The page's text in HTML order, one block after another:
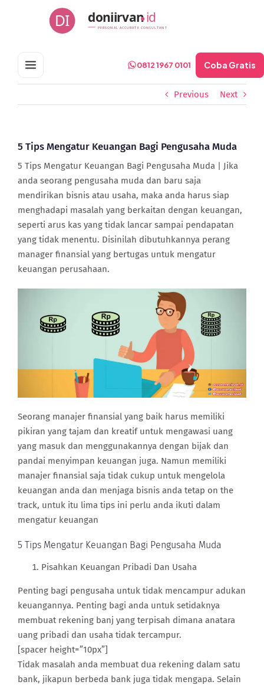
DI doniirvanid
PERSONAL ACCURATE CONSULTANT
0812 1967 0101 Coba Gratis
Previous Next
5 Tips Mengatur Keuangan Bagi Pengusaha Muda
5 Tips Mengatur Keuangan Bagi Pengusaha Muda | Jika
anda seorang pengusaha muda dan baru saja
mendirikan bisnis atau usaha, maka anda harus siap
menghadapi masalah yang berkaitan dengan keuangan,
seperti arus kas yang tidak lancar sampai pendapatan
yang tidak menentu. Disinilah dibutuhkannya perang
manager finansial yang bertugas untuk mengatur
keuangan perusahaan.
Seorang manajer finansial yang baik harus memiliki
pikiran yang tajam dan kreatif untuk mengawasi uang
yang masuk dan menggunakannya dengan bijak dan
pandai menyimpan keuangan juga. Namun memiliki
manajer finansial saja tidak cukup untuk mengelola
keuangan anda dan menjaga bisnis anda tetap on the
track, untuk itu lima tips ini perlu anda ikuti dalam
mengatur keuangan
5 Tips Mengatur Keuangan Bagi Pengusaha Muda
Pisahkan Keuangan Pribadi Dan Usaha
Penting bagi pengusaha untuk tidak mencampur adukan
keuangannya. Penting bagi anda untuk setidaknya
membuat rekening banj yang terpisah dimana anatara
uang pribadi dan usaha tidak tercampur.
[spacer height=”10px”]
Tidak masalah anda membuat dua rekening dalam satu
bank, jikapun berbeda bank juga tidak mengapa. Selain